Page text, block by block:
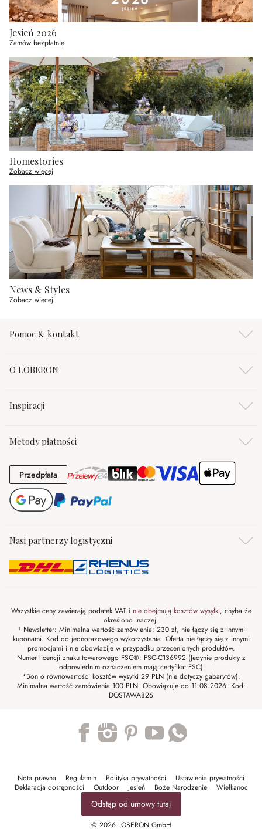
Jesień 2026
Zamów bezpłatnie
Homestories
Zobacz więcej
News & Styles
Zobacz więcej
Pomoc & kontakt
O LOBERON
Inspiracji
Metody płatności
PrzedpłataPrzedpłata
Nasi partnerzy logistyczni
Wszystkie ceny zawierają podatek VAT i nie obejmują kosztów wysyłki, chyba że
określono inaczej.
¹ Newsletter: Minimalna wartość zamówienia: 230 zł, nie łączy się z innymi
kuponami. Kod do jednorazowego wykorzystania. Oferta nie łączy się z innymi
promocjami i nie obowiazije w przypadku przecenionych produktów.
Numer licencji znaku towarowego FSC®: FSC-C136992 (Jedynie produkty z
odpowiednim oznaczeniem mają certyfikat FSC)
*Bon o równowartości kosztów wysyłki 29 PLN (nie dotyczy gabarytów).
Minimalna wartość zamówienia 100 PLN. Obowiązuje do 11.08.2026. Kod:
DOSTAWA826
Nota prawna Regulamin Polityka prywatności
Ustawienia prywatności
Deklaracja dostępności
Outdoor Jesień Boże Narodzenie Wielkanoc
Odstąp od umowy tutaj
© 2026 LOBERON GmbH